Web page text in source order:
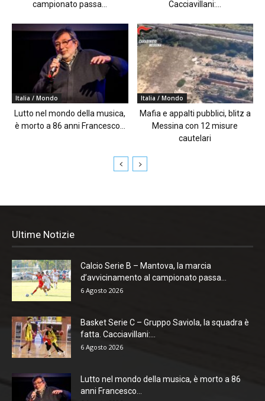
campionato passa...
Cacciavillani:...
Italia / Mondo
Lutto nel mondo della musica,
è morto a 86 anni Francesco...
Italia / Mondo
Mafia e appalti pubblici, blitz a
Messina con 12 misure
cautelari
Ultime Notizie
Calcio Serie B – Mantova, la marcia
d’avvicinamento al campionato passa...
6 Agosto 2026
Basket Serie C – Gruppo Saviola, la squadra è
fatta. Cacciavillani:...
6 Agosto 2026
Lutto nel mondo della musica, è morto a 86
anni Francesco...